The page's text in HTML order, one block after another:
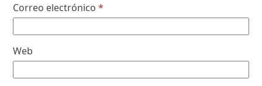
Correo electrónico*
Web